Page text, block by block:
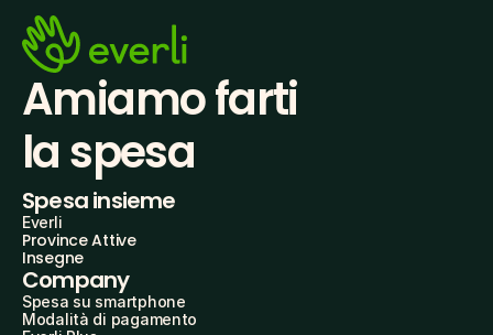
Amiamo farti
la spesa
Spesa insieme
Everli
Province Attive
Insegne
Company
Spesa su smartphone
Modalità di pagamento